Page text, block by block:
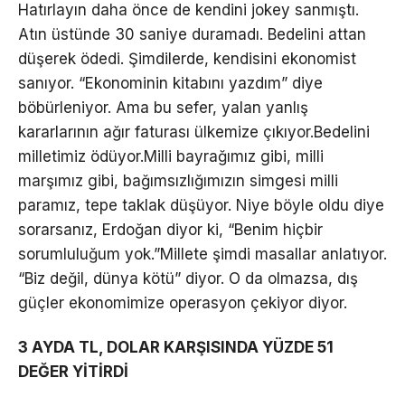
Hatırlayın daha önce de kendini jokey sanmıştı.
Atın üstünde 30 saniye duramadı. Bedelini attan
düşerek ödedi. Şimdilerde, kendisini ekonomist
sanıyor. “Ekonominin kitabını yazdım” diye
böbürleniyor. Ama bu sefer, yalan yanlış
kararlarının ağır faturası ülkemize çıkıyor.Bedelini
milletimiz ödüyor.Milli bayrağımız gibi, milli
marşımız gibi, bağımsızlığımızın simgesi milli
paramız, tepe taklak düşüyor. Niye böyle oldu diye
sorarsanız, Erdoğan diyor ki, “Benim hiçbir
sorumluluğum yok.”Millete şimdi masallar anlatıyor.
“Biz değil, dünya kötü” diyor. O da olmazsa, dış
güçler ekonomimize operasyon çekiyor diyor.
3 AYDA TL, DOLAR KARŞISINDA YÜZDE 51
DEĞER YİTİRDİ